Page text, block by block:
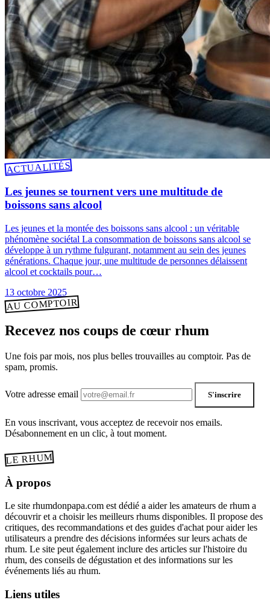
ACTUALITÉS
Les jeunes se tournent vers une multitude de
boissons sans alcool
Les jeunes et la montée des boissons sans alcool : un véritable
phénomène sociétal La consommation de boissons sans alcool se
développe à un rythme fulgurant, notamment au sein des jeunes
générations. Chaque jour, une multitude de personnes délaissent
alcool et cocktails pour…
13 octobre 2025
AU COMPTOIR
Recevez nos coups de cœur rhum
Une fois par mois, nos plus belles trouvailles au comptoir. Pas de
spam, promis.
Votre adresse email S'inscrire
En vous inscrivant, vous acceptez de recevoir nos emails.
Désabonnement en un clic, à tout moment.
LE RHUM
À propos
Le site rhumdonpapa.com est dédié a aider les amateurs de rhum a
découvrir et a choisir les meilleurs rhums disponibles. Il propose des
critiques, des recommandations et des guides d'achat pour aider les
utilisateurs a prendre des décisions informées sur leurs achats de
rhum. Le site peut également inclure des articles sur l'histoire du
rhum, des conseils de dégustation et des informations sur les
événements liés au rhum.
Liens utiles